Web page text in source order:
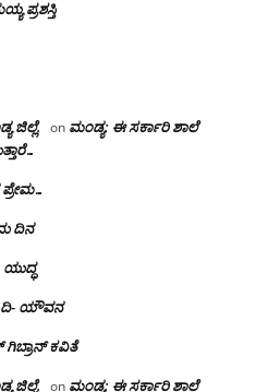
ಪ್ರಶಸ್ತಿ
ಜಿಲ್ಲೆ. on ಮಂಡ್ಯ: ಈ ಸರ್ಕಾರಿ ಶಾಲೆ
ದಿನ
ಯೌವನ
ಗಿಬ್ರಾನ್ ಕವಿತೆ
ಜಿಲ್ಲೆ. on ಮಂಡ್ಯ: ಈ ಸರ್ಕಾರಿ ಶಾಲೆ